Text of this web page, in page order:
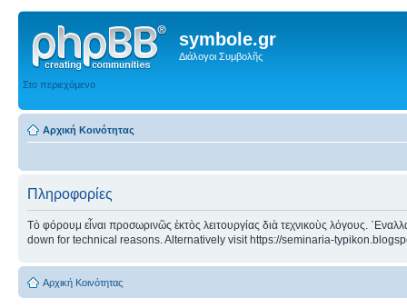
symbole.gr
Διάλογοι Συμβολῆς
Στο περιεχόμενο
Αρχική Κοινότητας
Πληροφορίες
Τὸ φόρουμ εἶναι προσωρινῶς ἐκτὸς λειτουργίας διὰ τεχνικοὺς λόγους.
down for technical reasons. Alternatively visit https://seminaria-
Αρχική Κοινότητας